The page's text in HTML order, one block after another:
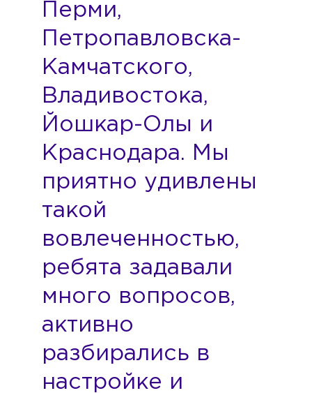
Перми,
Петропавловска-
Камчатского,
Владивостока,
Йошкар-Олы и
Краснодара. Мы
приятно удивлены
такой
вовлеченностью,
ребята задавали
много вопросов,
активно
разбирались в
настройке и